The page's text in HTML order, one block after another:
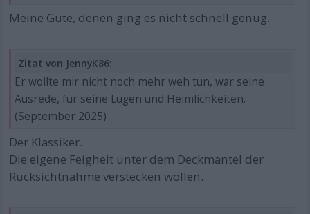
Meine Güte, denen ging es nicht schnell genug.
Zitat von JennyK86:
Er wollte mir nicht noch mehr weh tun, war seine
Ausrede, für seine Lügen und Heimlichkeiten.
(September 2025)
Der Klassiker.
Die eigene Feigheit unter dem Deckmantel der
Rücksichtnahme verstecken wollen.